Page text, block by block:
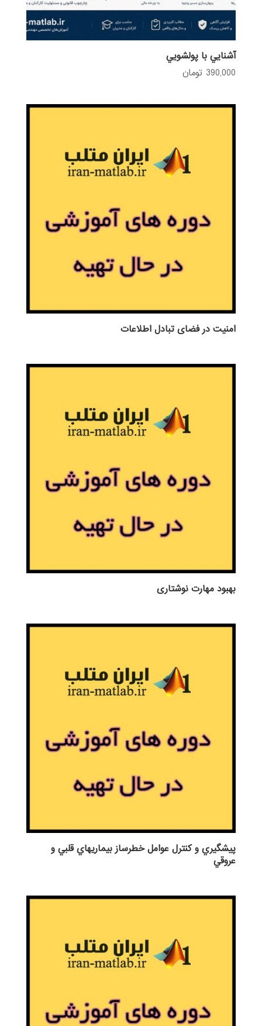
آشنايي با پولشويي
390,000 تومان
امنیت در فضای تبادل اطلاعات
بهبود مهارت نوشتاری
پيشگيري و كنترل عوامل خطرساز بيماريهاي قلبي و
عروقي